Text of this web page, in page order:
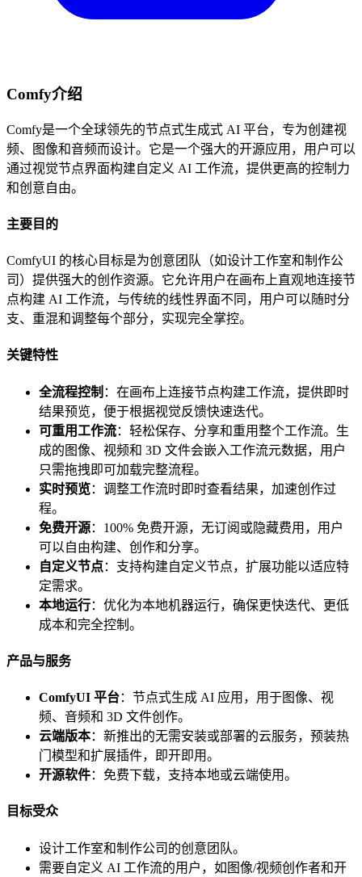
Comfy介绍
Comfy是一个全球领先的节点式生成式 AI 平台，专为创建视
频、图像和音频而设计。它是一个强大的开源应用，用户可以
通过视觉节点界面构建自定义 AI 工作流，提供更高的控制力
和创意自由。
主要目的
ComfyUI 的核心目标是为创意团队（如设计工作室和制作公
司）提供强大的创作资源。它允许用户在画布上直观地连接节
点构建 AI 工作流，与传统的线性界面不同，用户可以随时分
支、重混和调整每个部分，实现完全掌控。
关键特性
全流程控制 ：在画布上连接节点构建工作流，提供即时
结果预览，便于根据视觉反馈快速迭代。
可重用工作流：轻松保存、分享和重用整个工作流。生
成的图像、视频和 3D 文件会嵌入工作流元数据，用户
只需拖拽即可加载完整流程。
实时预览：调整工作流时即时查看结果，加速创作过
程。
免费开源：100% 免费开源，无订阅或隐藏费用，用户
可以自由构建、创作和分享。
自定义节点：支持构建自定义节点，扩展功能以适应特
定需求。
本地运行：优化为本地机器运行，确保更快迭代、更低
成本和完全控制。
产品与服务
ComfyUI 平台：节点式生成 AI 应用，用于图像、视
频、音频和 3D 文件创作。
云端版本：新推出的无需安装或部署的云服务，预装热
门模型和扩展插件，即开即用。
开源软件：免费下载，支持本地或云端使用。
目标受众
设计工作室和制作公司的创意团队。
需要自定义 AI 工作流的用户，如图像/视频创作者和开